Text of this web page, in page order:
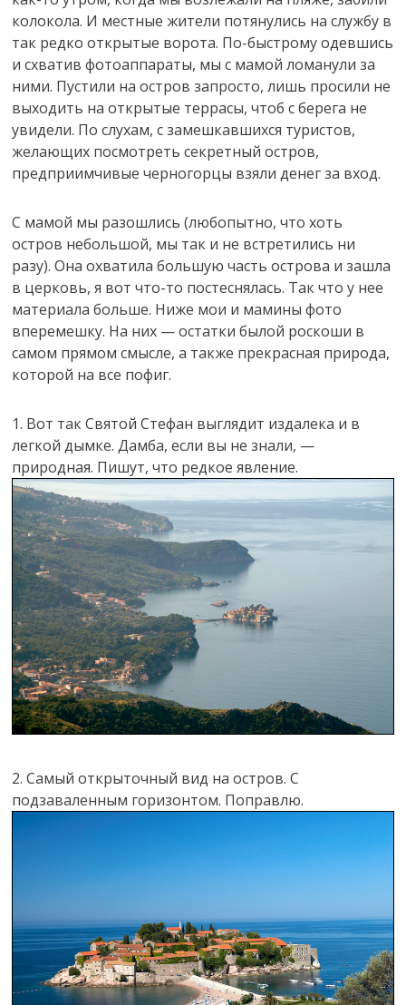
колокола. И местные жители потянулись на службу в
так редко открытые ворота. По-быстрому одевшись
и схватив фотоаппараты, мы с мамой ломанули за
ними. Пустили на остров запросто, лишь просили не
выходить на открытые террасы, чтоб с берега не
увидели. По слухам, с замешкавшихся туристов,
желающих посмотреть секретный остров,
предприимчивые черногорцы взяли денег за вход.
С мамой мы разошлись (любопытно, что хоть
остров небольшой, мы так и не встретились ни
разу). Она охватила большую часть острова и зашла
в церковь, я вот что-то постеснялась. Так что у нее
материала больше. Ниже мои и мамины фото
вперемешку. На них — остатки былой роскоши в
самом прямом смысле, а также прекрасная природа,
которой на все пофиг.
1. Вот так Святой Стефан выглядит издалека и в
легкой дымке. Дамба, если вы не знали, —
природная. Пишут, что редкое явление.
2. Самый открыточный вид на остров. C
подзаваленным горизонтом. Поправлю.